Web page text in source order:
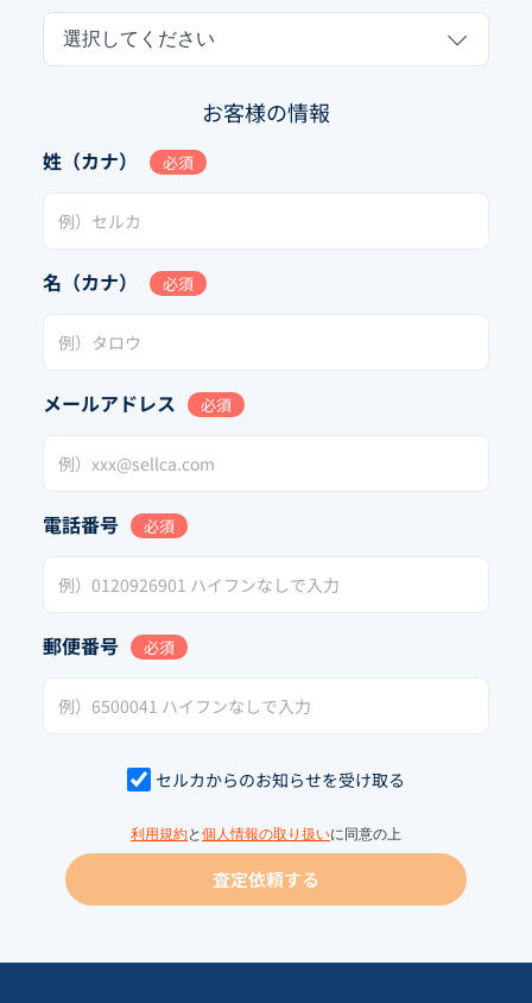
選択してください
お客様の情報
姓（カナ） 必須
名（カナ） 必須
メールアドレス 必須
電話番号 必須
郵便番号 必須
セルカからのお知らせを受け取る
利用規約と 個人情報の取り扱いに同意の上
査定依頼する